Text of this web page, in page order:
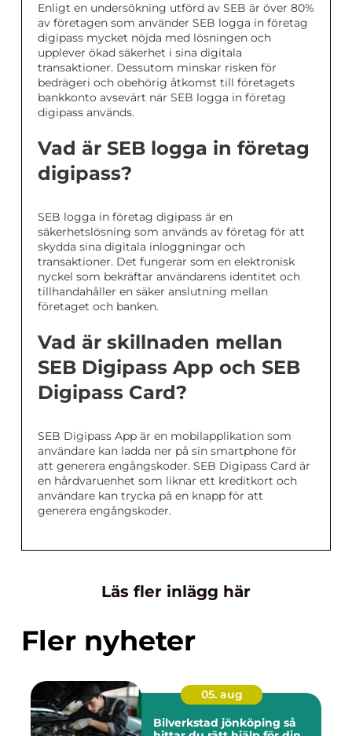
Enligt en undersökning utförd av SEB är över 80%
av företagen som använder SEB logga in företag
digipass mycket nöjda med lösningen och
upplever ökad säkerhet i sina digitala
transaktioner. Dessutom minskar risken för
bedrägeri och obehörig åtkomst till företagets
bankkonto avsevärt när SEB logga in företag
digipass används.
Vad är SEB logga in företag
digipass?
SEB logga in företag digipass är en
säkerhetslösning som används av företag för att
skydda sina digitala inloggningar och
transaktioner. Det fungerar som en elektronisk
nyckel som bekräftar användarens identitet och
tillhandahåller en säker anslutning mellan
företaget och banken.
Vad är skillnaden mellan
SEB Digipass App och SEB
Digipass Card?
SEB Digipass App är en mobilapplikation som
användare kan ladda ner på sin smartphone för
att generera engångskoder. SEB Digipass Card är
en hårdvaruenhet som liknar ett kreditkort och
användare kan trycka på en knapp för att
generera engångskoder.
Läs fler inlägg här
Fler nyheter
05. aug
Bilverkstad jönköping så